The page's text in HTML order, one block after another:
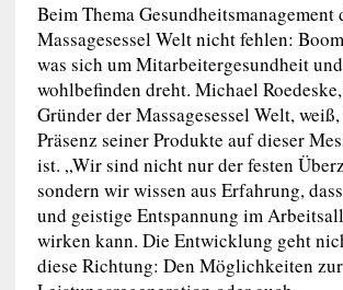
Beim Thema Gesundheitsmanagement
Massagesessel Welt nicht fehlen:
was sich um Mitarbeitergesundheit
wohlbefinden dreht. Michael
Gründer der Massagesessel Welt,
Präsenz seiner Produkte auf dieser
ist. „Wir sind nicht nur der festen
sondern wir wissen aus Erfahrung,
und geistige Entspannung im
wirken kann. Die Entwicklung geht
diese Richtung: Den Möglichkeiten zur